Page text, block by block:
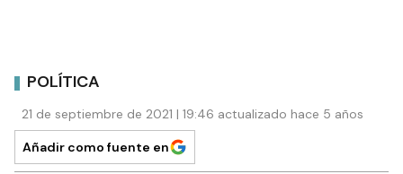
POLÍTICA
21 de septiembre de 2021 | 19:46 actualizado hace 5 años
Añadir como fuente en